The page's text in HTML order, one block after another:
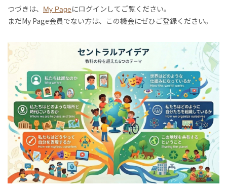
つづきは、 My Pageにログインしてご覧ください。
まだMy Page会員でない方は、この機会にぜひご登録ください。